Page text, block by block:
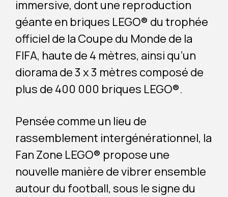
immersive, dont une reproduction
géante en briques LEGO® du trophée
officiel de la Coupe du Monde de la
FIFA, haute de 4 mètres, ainsi qu’un
diorama de 3 x 3 mètres composé de
plus de 400 000 briques LEGO®.
Pensée comme un lieu de
rassemblement intergénérationnel, la
Fan Zone LEGO® propose une
nouvelle manière de vibrer ensemble
autour du football, sous le signe du